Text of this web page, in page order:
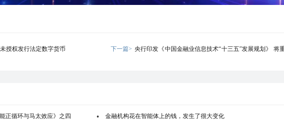
授权发行法定数字货币 下一篇> 央行印发《中国金融业信息技术“十三五”发展规划》 将
正循环与马太效应》之四
金融机构花在智能体上的钱，发生了很大变化